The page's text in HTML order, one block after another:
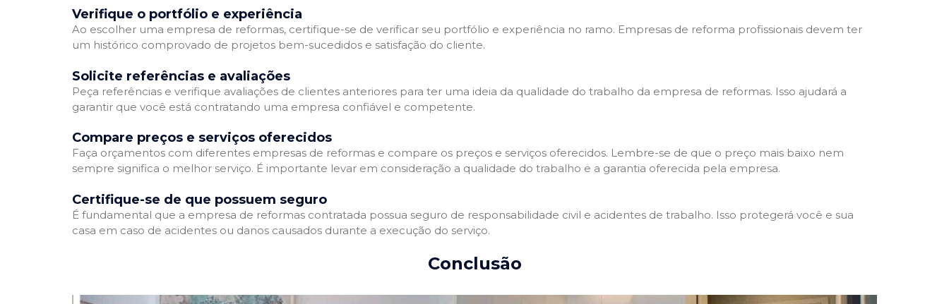
Verifique o portfólio e experiência
Ao escolher uma empresa de reformas, certifique-se de verificar seu portfólio e experiência no ramo. Empresas de reforma profissionais devem ter
um histórico comprovado de projetos bem-sucedidos e satisfação do cliente.
Solicite referências e avaliações
Peça referências e verifique avaliações de clientes anteriores para ter uma ideia da qualidade do trabalho da empresa de reformas. Isso ajudará a
garantir que você está contratando uma empresa confiável e competente.
Compare preços e serviços oferecidos
Faça orçamentos com diferentes empresas de reformas e compare os preços e serviços oferecidos. Lembre-se de que o preço mais baixo nem
sempre significa o melhor serviço. É importante levar em consideração a qualidade do trabalho e a garantia oferecida pela empresa.
Certifique-se de que possuem seguro
É fundamental que a empresa de reformas contratada possua seguro de responsabilidade civil e acidentes de trabalho. Isso protegerá você e sua
casa em caso de acidentes ou danos causados durante a execução do serviço.
Conclusão